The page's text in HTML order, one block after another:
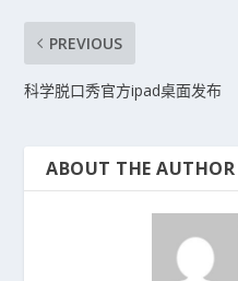
PREVIOUS
科学脱口秀官方ipad桌面发布
ABOUT THE AUTHOR